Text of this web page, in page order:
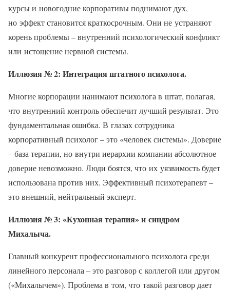
курсы и новогодние корпоративы поднимают дух,
но эффект становится краткосрочным. Они не устраняют
корень проблемы – внутренний психологический конфликт
или истощение нервной системы.
Иллюзия № 2: Интеграция штатного психолога.
Многие корпорации нанимают психолога в штат, полагая,
что внутренний контроль обеспечит лучший результат. Это
фундаментальная ошибка. В глазах сотрудника
корпоративный психолог – это «человек системы». Доверие
– база терапии, но внутри иерархии компании абсолютное
доверие невозможно. Люди боятся, что их уязвимость будет
использована против них. Эффективный психотерапевт –
это внешний, нейтральный эксперт.
Иллюзия № 3: «Кухонная терапия» и синдром
Михалыча.
Главный конкурент профессионального психолога среди
линейного персонала – это разговор с коллегой или другом
(«Михалычем»). Проблема в том, что такой разговор дает